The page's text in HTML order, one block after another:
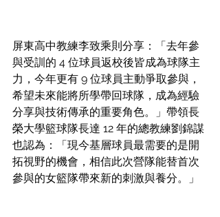
屏東高中教練李致乘則分享：「去年參
與受訓的 4 位球員返校後皆成為球隊主
力，今年更有 9 位球員主動爭取參與，
希望未來能將所學帶回球隊，成為經驗
分享與技術傳承的重要角色。」帶領長
榮大學籃球隊長達 12 年的總教練劉錦謀
也認為：「現今基層球員最需要的是開
拓視野的機會，相信此次營隊能替首次
參與的女籃隊帶來新的刺激與養分。」